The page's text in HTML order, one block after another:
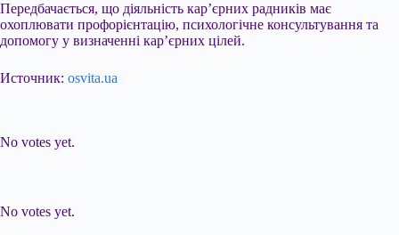
Передбачається, що діяльність карʼєрних радників має
охоплювати профорієнтацію, психологічне консультування та
допомогу у визначенні кар’єрних цілей.
Источник: osvita.ua
No votes yet.
No votes yet.